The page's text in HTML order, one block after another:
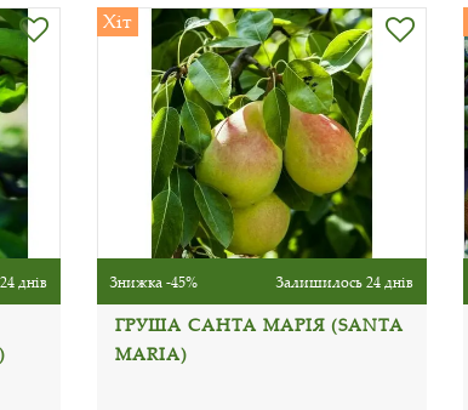
днів
Хіт
Знижка -45% Залишилось 24 днів
ГРУША САНТА МАРІЯ (SANTA
MARIA)